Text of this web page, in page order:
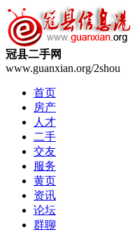
冠县二手网
www.guanxian.org/2shou
首页
房产
人才
二手
交友
服务
黄页
资讯
论坛
群聊